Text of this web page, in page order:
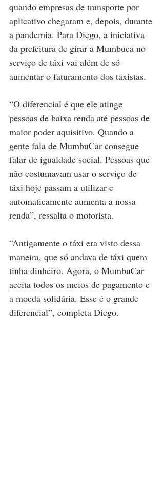
quando empresas de transporte por
aplicativo chegaram e, depois, durante
a pandemia. Para Diego, a iniciativa
da prefeitura de girar a Mumbuca no
serviço de táxi vai além de só
aumentar o faturamento dos taxistas.
“O diferencial é que ele atinge
pessoas de baixa renda até pessoas de
maior poder aquisitivo. Quando a
gente fala de MumbuCar consegue
falar de igualdade social. Pessoas que
não costumavam usar o serviço de
táxi hoje passam a utilizar e
automaticamente aumenta a nossa
renda”, ressalta o motorista.
“Antigamente o táxi era visto dessa
maneira, que só andava de táxi quem
tinha dinheiro. Agora, o MumbuCar
aceita todos os meios de pagamento e
a moeda solidária. Esse é o grande
diferencial”, completa Diego.